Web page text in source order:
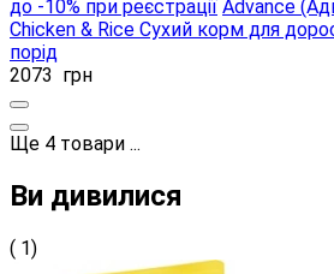
до -10% при реєстрації Advance
Chicken & Rice Сухий корм для
порід
2073 грн
Ще 4 товари ...
Ви дивилися
( 1)